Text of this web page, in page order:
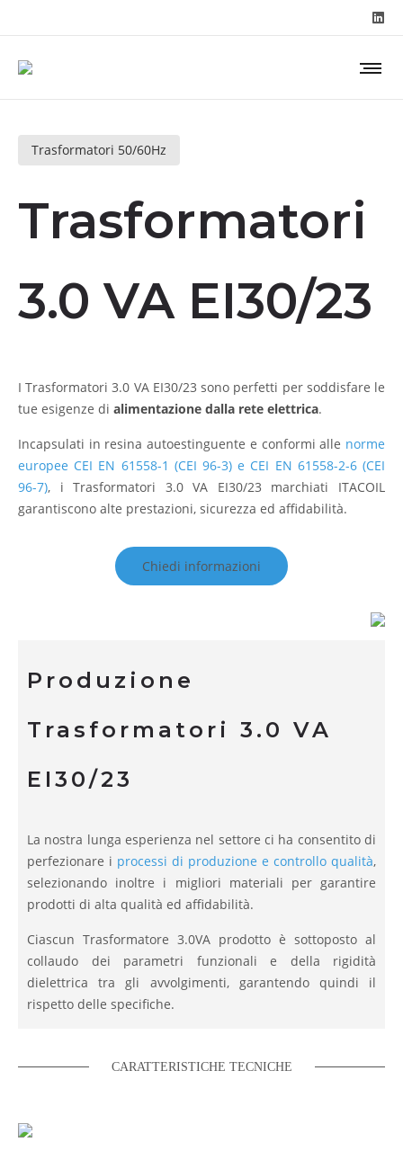
Trasformatori 50/60Hz
Trasformatori
3.0 VA EI30/23
I Trasformatori 3.0 VA EI30/23 sono perfetti per soddisfare le
tue esigenze di alimentazione dalla rete elettrica.
Incapsulati in resina autoestinguente e conformi alle norme
europee CEI EN 61558-1 (CEI 96-3) e CEI EN 61558-2-6 (CEI
96-7), i Trasformatori 3.0 VA EI30/23 marchiati ITACOIL
garantiscono alte prestazioni, sicurezza ed affidabilità.
Chiedi informazioni
Produzione
Trasformatori 3.0 VA
EI30/23
La nostra lunga esperienza nel settore ci ha consentito di
perfezionare i processi di produzione e controllo qualità,
selezionando inoltre i migliori materiali per garantire
prodotti di alta qualità ed affidabilità.
Ciascun Trasformatore 3.0VA prodotto è sottoposto al
collaudo dei parametri funzionali e della rigidità
dielettrica tra gli avvolgimenti, garantendo quindi il
rispetto delle specifiche.
CARATTERISTICHE TECNICHE